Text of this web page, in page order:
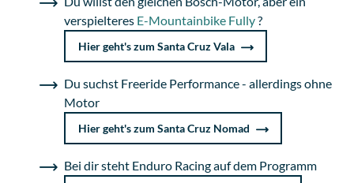
verspielteres E-Mountainbike Fully?
Hier geht's zum Santa Cruz Vala
Du suchst Freeride Performance - allerdings ohne
Motor
Hier geht's zum Santa Cruz Nomad
Bei dir steht Enduro Racing auf dem Programm